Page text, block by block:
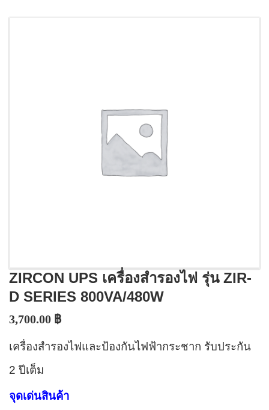
ZIRCON UPS เครื่องสำรองไฟ รุ่น ZIR-
D SERIES 800VA/480W
3,700.00 ฿
เครื่องสำรองไฟและป้องกันไฟฟ้ากระชาก รับประกัน
2 ปีเต็ม
จุดเด่นสินค้า